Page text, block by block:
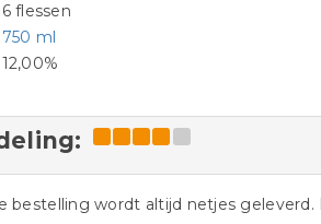
6 flessen
750 ml
12,00%
bestelling wordt altijd netjes geleverd.